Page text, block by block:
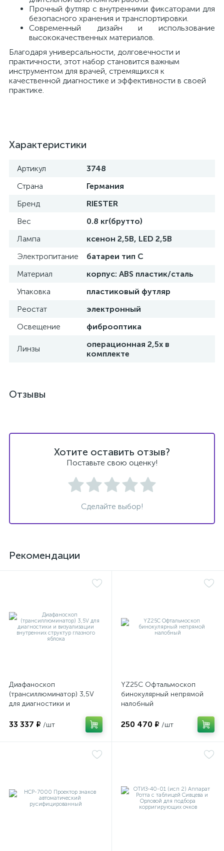
Прочный футляр с внутренними фиксаторами для
безопасного хранения и транспортировки.
Современный дизайн и использование
высококачественных материалов.
Благодаря универсальности, долговечности и
практичности, этот набор становится важным
инструментом для врачей, стремящихся к
качественной диагностике и эффективности в своей
практике.
Характеристики
Артикул
3748
Страна
Германия
Бренд
RIESTER
Вес
0.8 кг(брутто)
Лампа
ксенон 2,5В, LED 2,5В
Электропитание
батареи тип С
Материал
корпус: ABS пластик/сталь
Упаковка
пластиковый футляр
Реостат
электронный
Освещение
фиброоптика
Линзы
операционная 2,5х в
комплекте
Отзывы
Хотите оставить отзыв?
Поставьте свою оценку!
Сделайте выбор!
Рекомендации
Диафаноскоп
(трансиллюминатор) 3,5V
для диагностики и
структур глазного яблока
33 337 ₽ /шт
YZ25C Офтальмоскоп
бинокулярный непрямой
налобный
250 470 ₽ /шт